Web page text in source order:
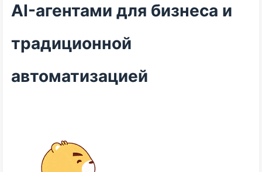
AI-агентами для бизнеса и
традиционной
автоматизацией